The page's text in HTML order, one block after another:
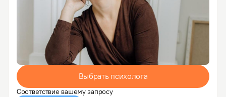
Выбрать психолога
Соответствие вашему запросу